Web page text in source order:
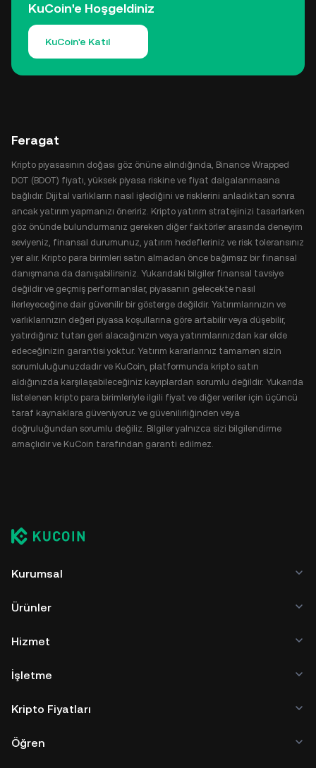
KuCoin'e Hoşgeldiniz
KuCoin'e Katıl
Feragat
Kripto piyasasının doğası göz önüne alındığında, Binance Wrapped
DOT (BDOT) fiyatı, yüksek piyasa riskine ve fiyat dalgalanmasına
bağlıdır. Dijital varlıkların nasıl işlediğini ve risklerini anladıktan sonra
ancak yatırım yapmanızı öneririz. Kripto yatırım stratejinizi tasarlarken
göz önünde bulundurmanız gereken diğer faktörler arasında deneyim
seviyeniz, finansal durumunuz, yatırım hedefleriniz ve risk toleransınız
yer alır. Kripto para birimleri satın almadan önce bağımsız bir finansal
danışmana da danışabilirsiniz. Yukarıdaki bilgiler finansal tavsiye
değildir ve geçmiş performanslar, piyasanın gelecekte nasıl
ilerleyeceğine dair güvenilir bir gösterge değildir. Yatırımlarınızın ve
varlıklarınızın değeri piyasa koşullarına göre artabilir veya düşebilir,
yatırdığınız tutarı geri alacağınızın veya yatırımlarınızdan kar elde
edeceğinizin garantisi yoktur. Yatırım kararlarınız tamamen sizin
sorumluluğunuzdadır ve KuCoin, platformunda kripto satın
aldığınızda karşılaşabileceğiniz kayıplardan sorumlu değildir. Yukarıda
listelenen kripto para birimleriyle ilgili fiyat ve diğer veriler için üçüncü
taraf kaynaklara güveniyoruz ve güvenilirliğinden veya
doğruluğundan sorumlu değiliz. Bilgiler yalnızca sizi bilgilendirme
amaçlıdır ve KuCoin tarafından garanti edilmez.
Kurumsal
Ürünler
Hizmet
İşletme
Kripto Fiyatları
Öğren